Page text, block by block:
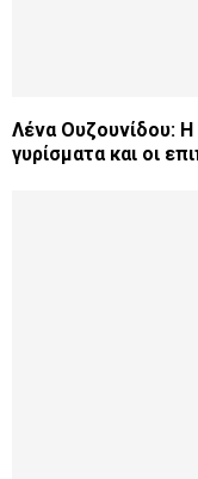
Λένα Ουζουνίδου:
γυρίσματα και οι